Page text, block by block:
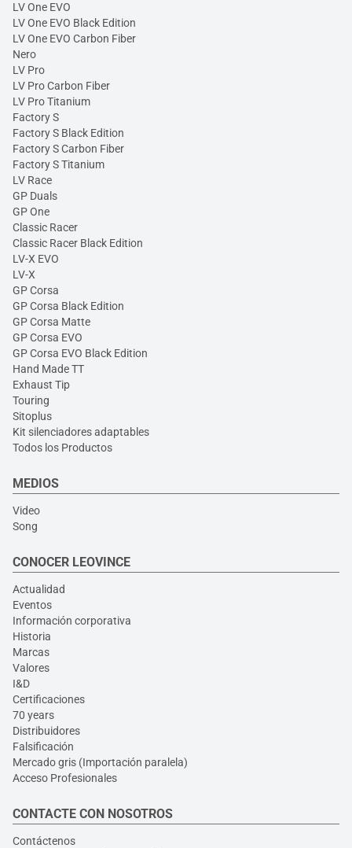
LV One EVO
LV One EVO Black Edition
LV One EVO Carbon Fiber
Nero
LV Pro
LV Pro Carbon Fiber
LV Pro Titanium
Factory S
Factory S Black Edition
Factory S Carbon Fiber
Factory S Titanium
LV Race
GP Duals
GP One
Classic Racer
Classic Racer Black Edition
LV-X EVO
LV-X
GP Corsa
GP Corsa Black Edition
GP Corsa Matte
GP Corsa EVO
GP Corsa EVO Black Edition
Hand Made TT
Exhaust Tip
Touring
Sitoplus
Kit silenciadores adaptables
Todos los Productos
MEDIOS
Video
Song
CONOCER LEOVINCE
Actualidad
Eventos
Información corporativa
Historia
Marcas
Valores
I&D
Certificaciones
70 years
Distribuidores
Falsificación
Mercado gris (Importación paralela)
Acceso Profesionales
CONTACTE CON NOSOTROS
Contáctenos